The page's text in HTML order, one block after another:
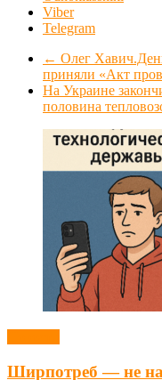
Viber
Telegram
← Олег
приняли «Акт
На Украине
половина
Ширпотреб — не